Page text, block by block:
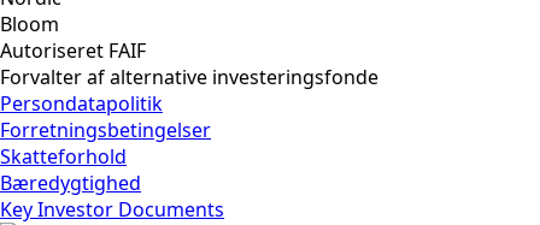
Bloom
Autoriseret FAIF
Forvalter af alternative investeringsfonde
Persondatapolitik
Forretningsbetingelser
Skatteforhold
Bæredygtighed
Key Investor Documents